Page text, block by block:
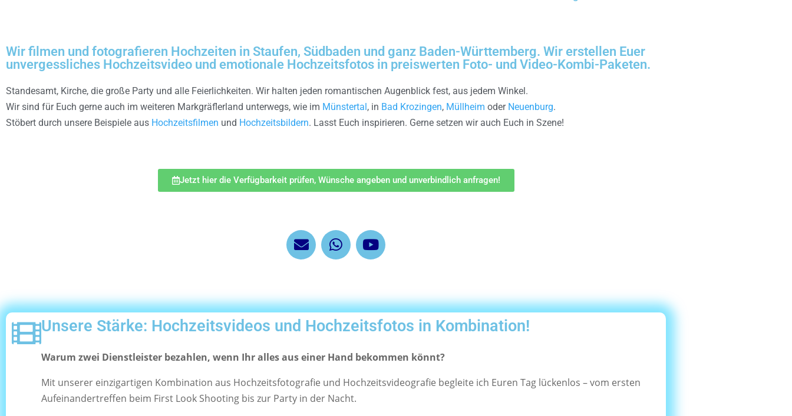
Wir filmen und fotografieren Hochzeiten in Staufen, Südbaden und ganz Baden-Württemberg. Wir erstellen Euer
unvergessliches Hochzeitsvideo und emotionale Hochzeitsfotos in preiswerten Foto- und Video-Kombi-Paketen.
Standesamt, Kirche, die große Party und alle Feierlichkeiten. Wir halten jeden romantischen Augenblick fest, aus jedem Winkel.
Wir sind für Euch gerne auch im weiteren Markgräflerland unterwegs, wie im Münstertal, in Bad Krozingen, Müllheim oder Neuenburg.
Stöbert durch unsere Beispiele aus Hochzeitsfilmen und Hochzeitsbildern. Lasst Euch inspirieren. Gerne setzen wir auch Euch in Szene!
Jetzt hier die Verfügbarkeit prüfen, Wünsche angeben und unverbindlich anfragen!
Unsere Stärke: Hochzeitsvideos und Hochzeitsfotos in Kombination!
Warum zwei Dienstleister bezahlen, wenn Ihr alles aus einer Hand bekommen könnt?
Mit unserer einzigartigen Kombination aus Hochzeitsfotografie und Hochzeitsvideografie begleite ich Euren Tag lückenlos – vom ersten
Aufeinandertreffen beim First Look Shooting bis zur Party in der Nacht.